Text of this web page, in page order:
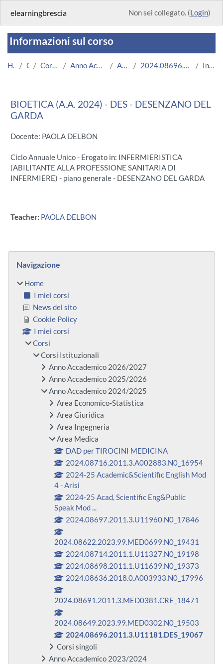
elearningbrescia Non sei collegato. (Login)
Informazioni sul corso
Home Corsi Corsi Istituzionali Anno Accademico 2024/2025 Area Medica 2024.08696.2011.3.U11181.DES_19067 Introduzione
BIOETICA (A.A. 2024) - DES - DESENZANO DEL
GARDA
Docente: PAOLA DELBON
Ciclo Annuale Unico - Erogato in: INFERMIERISTICA
(ABILITANTE ALLA PROFESSIONE SANITARIA DI
INFERMIERE) - piano generale - DESENZANO DEL GARDA
Teacher: PAOLA DELBON
Blocchi
Navigazione
Home
I miei corsi
News del sito
Cookie Policy
I miei corsi
Corsi
Corsi Istituzionali
Anno Accademico 2026/2027
Anno Accademico 2025/2026
Anno Accademico 2024/2025
Area Economico-Statistica
Area Giuridica
Area Ingegneria
Area Medica
DAD per TIROCINI MEDICINA
2024.08716.2011.3.A002883.N0_16954
2024-25 Academic&Scientific English Mod
4 - Arisi
2024-25 Acad, Scientific Eng&Public
Speak Mod ...
2024.08697.2011.3.U11960.N0_17846
2024.08622.2023.99.MED0699.N0_19431
2024.08714.2011.1.U11327.N0_19198
2024.08698.2011.1.U11639.N0_19373
2024.08636.2018.0.A003933.N0_17996
2024.08691.2011.3.MED0381.CRE_18471
2024.08649.2023.99.MED0302.N0_19503
2024.08696.2011.3.U11181.DES_19067
Corsi singoli
Anno Accademico 2023/2024